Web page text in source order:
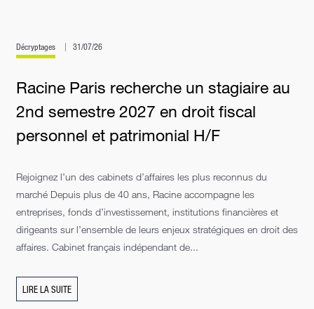
Décryptages 31/07/26
Racine Paris recherche un stagiaire au
2nd semestre 2027 en droit fiscal
personnel et patrimonial H/F
Rejoignez l’un des cabinets d’affaires les plus reconnus du
marché Depuis plus de 40 ans, Racine accompagne les
entreprises, fonds d’investissement, institutions financières et
dirigeants sur l’ensemble de leurs enjeux stratégiques en droit des
affaires. Cabinet français indépendant de...
LIRE LA SUITE